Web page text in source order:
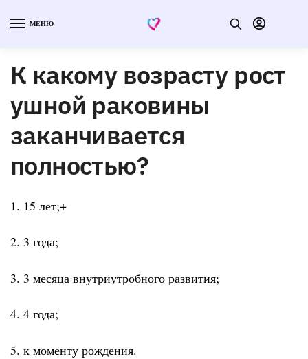
МЕНЮ
К какому возрасту рост
ушной раковины
заканчивается
полностью?
1. 15 лет;+
2. 3 года;
3. 3 месяца внутриутробного развития;
4. 4 года;
5. к моменту рождения.